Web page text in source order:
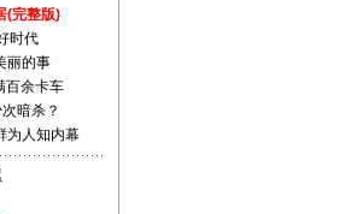
(完整版)
时代
丽的事
百余卡车
暗杀？
为人知内幕